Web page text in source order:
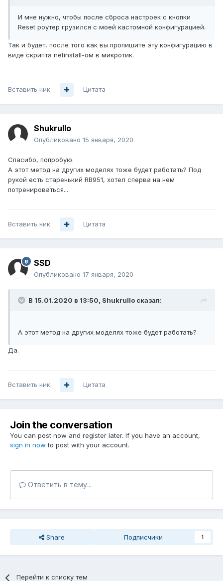
И мне нужно, чтобы после сброса настроек с кнопки
Reset роутер грузился с моей кастомной конфигурацией.
Так и будет, после того как вы пропишите эту конфигурацию в
виде скрипта netinstall-ом в микротик.
Вставить ник Цитата
Shukrullo
Опубликовано 15 января, 2020
Спасибо, попробую.
А этот метод на других моделях тоже будет работать? Под
рукой есть старенький RB951, хотел сперва на нем
потренироваться...
Вставить ник Цитата
SSD
Опубликовано 17 января, 2020
В 15.01.2020 в 13:50, Shukrullo сказал:
А этот метод на других моделях тоже будет работать?
Да.
Вставить ник Цитата
Join the conversation
You can post now and register later. If you have an account,
sign in now to post with your account.
Ответить в тему...
Share Подписчики 1
Перейти к списку тем